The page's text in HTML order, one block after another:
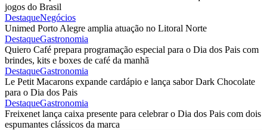
jogos do Brasil
DestaqueNegócios
Unimed Porto Alegre amplia atuação no Litoral Norte
DestaqueGastronomia
Quiero Café prepara programação especial para o Dia dos Pais com
brindes, kits e boxes de café da manhã
DestaqueGastronomia
Le Petit Macarons expande cardápio e lança sabor Dark Chocolate
para o Dia dos Pais
DestaqueGastronomia
Freixenet lança caixa presente para celebrar o Dia dos Pais com dois
espumantes clássicos da marca